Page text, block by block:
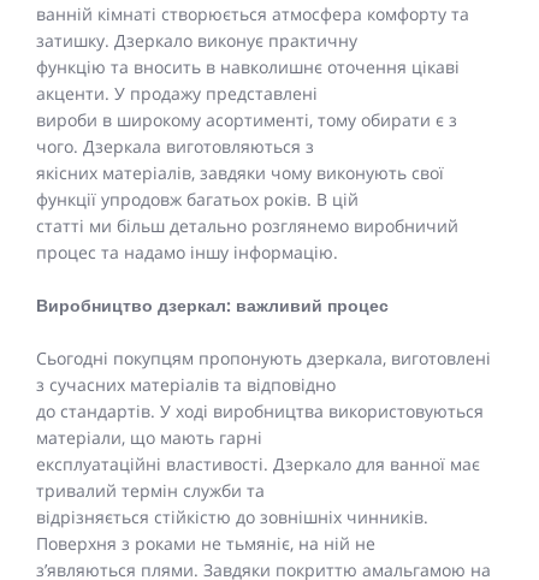
ванній кімнаті створюється атмосфера комфорту та
затишку. Дзеркало виконує практичну
функцію та вносить в навколишнє оточення цікаві
акценти. У продажу представлені
вироби в широкому асортименті, тому обирати є з
чого. Дзеркала виготовляються з
якісних матеріалів, завдяки чому виконують свої
функції упродовж багатьох років. В цій
статті ми більш детально розглянемо виробничий
процес та надамо іншу інформацію.
Виробництво дзеркал: важливий процес
Сьогодні покупцям пропонують дзеркала, виготовлені
з сучасних матеріалів та відповідно
до стандартів. У ході виробництва використовуються
матеріали, що мають гарні
експлуатаційні властивості. Дзеркало для ванної має
тривалий термін служби та
відрізняється стійкістю до зовнішніх чинників.
Поверхня з роками не тьмяніє, на ній не
з’являються плями. Завдяки покриттю амальгамою на